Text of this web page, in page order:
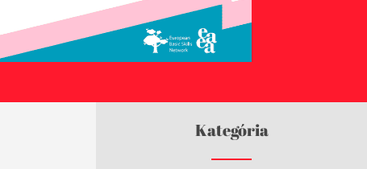
Kategória